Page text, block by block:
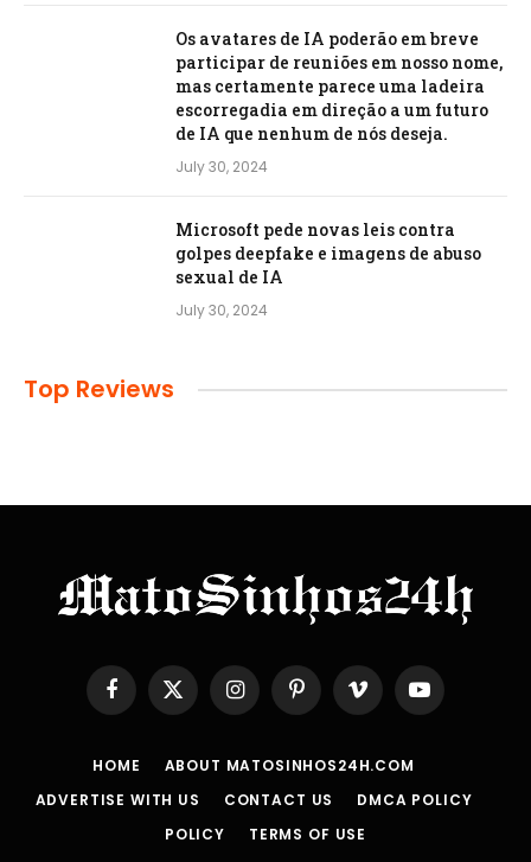
Os avatares de IA poderão em breve
participar de reuniões em nosso nome,
mas certamente parece uma ladeira
escorregadia em direção a um futuro
de IA que nenhum de nós deseja.
July 30, 2024
Microsoft pede novas leis contra
golpes deepfake e imagens de abuso
sexual de IA
July 30, 2024
Top Reviews
Facebook
X
(Twitter)
InstagramPinterestVimeo YouTube
HOME
ABOUT MATOSINHOS24H.COM
ADVERTISE WITH US
CONTACT US
DMCA POLICY
POLICY
TERMS OF USE